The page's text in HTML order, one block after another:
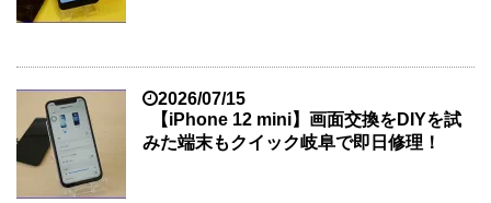
2026/07/15
【iPhone 12 mini】画面交換をDIYを試
みた端末もクイック岐阜で即日修理！